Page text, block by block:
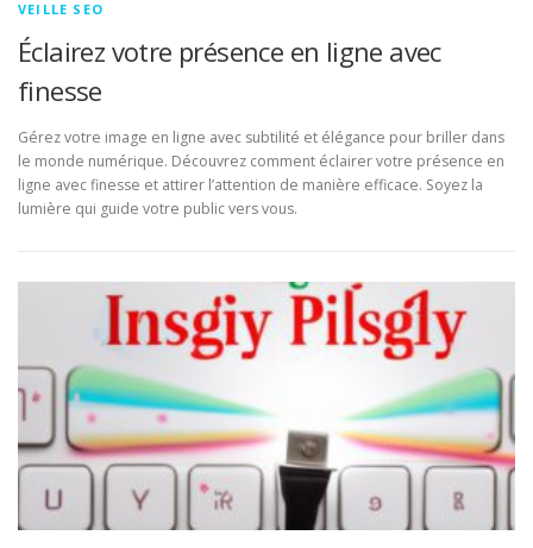
VEILLE SEO
Éclairez votre présence en ligne avec
finesse
Gérez votre image en ligne avec subtilité et élégance pour briller dans
le monde numérique. Découvrez comment éclairer votre présence en
ligne avec finesse et attirer l’attention de manière efficace. Soyez la
lumière qui guide votre public vers vous.